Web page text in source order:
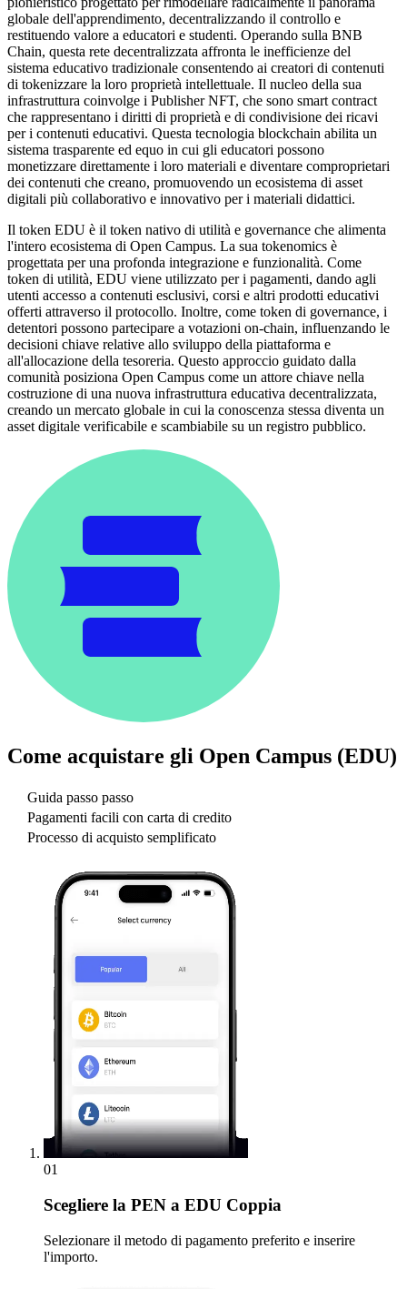
globale dell'apprendimento, decentralizzando il controllo e
restituendo valore a educatori e studenti. Operando sulla BNB
Chain, questa rete decentralizzata affronta le inefficienze del
sistema educativo tradizionale consentendo ai creatori di contenuti
di tokenizzare la loro proprietà intellettuale. Il nucleo della sua
infrastruttura coinvolge i Publisher NFT, che sono smart contract
che rappresentano i diritti di proprietà e di condivisione dei ricavi
per i contenuti educativi. Questa tecnologia blockchain abilita un
sistema trasparente ed equo in cui gli educatori possono
monetizzare direttamente i loro materiali e diventare comproprietari
dei contenuti che creano, promuovendo un ecosistema di asset
digitali più collaborativo e innovativo per i materiali didattici.
Il token EDU è il token nativo di utilità e governance che alimenta
l'intero ecosistema di Open Campus. La sua tokenomics è
progettata per una profonda integrazione e funzionalità. Come
token di utilità, EDU viene utilizzato per i pagamenti, dando agli
utenti accesso a contenuti esclusivi, corsi e altri prodotti educativi
offerti attraverso il protocollo. Inoltre, come token di governance, i
detentori possono partecipare a votazioni on-chain, influenzando le
decisioni chiave relative allo sviluppo della piattaforma e
all'allocazione della tesoreria. Questo approccio guidato dalla
comunità posiziona Open Campus come un attore chiave nella
costruzione di una nuova infrastruttura educativa decentralizzata,
creando un mercato globale in cui la conoscenza stessa diventa un
asset digitale verificabile e scambiabile su un registro pubblico.
Come acquistare gli Open Campus (EDU)
Guida passo passo
Pagamenti facili con carta di credito
Processo di acquisto semplificato
01
Scegliere la PEN a EDU Coppia
Selezionare il metodo di pagamento preferito e inserire
l'importo.